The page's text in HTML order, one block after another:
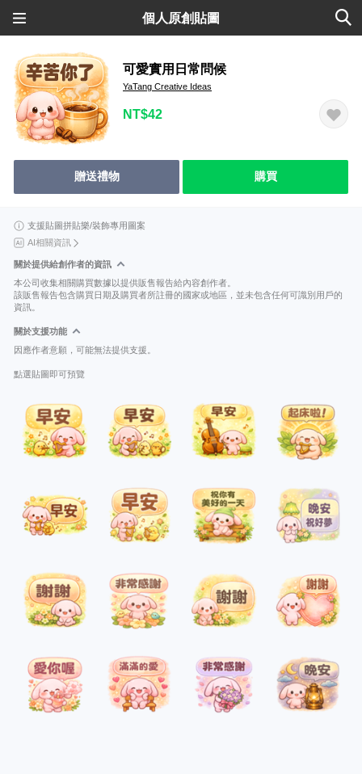
個人原創貼圖
可愛實用日常問候
YaTang Creative Ideas
NT$42
贈送禮物 購買
支援貼圖拼貼樂/裝飾專用圖案
AI相關資訊
關於提供給創作者的資訊
本公司收集相關購買數據以提供販售報告給內容創作者。
該販售報告包含購買日期及購買者所註冊的國家或地區，並未包含任何可識別用戶的
資訊。
關於支援功能
因應作者意願，可能無法提供支援。
點選貼圖即可預覽